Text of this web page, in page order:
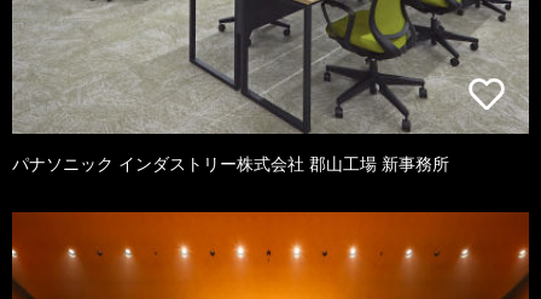
パナソニック インダストリー株式会社 郡山工場 新事務所